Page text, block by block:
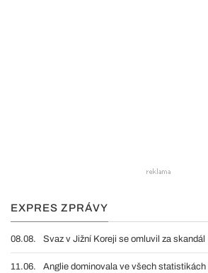
EXPRES ZPRÁVY
08.08. Svaz v Jižní Koreji se omluvil za skandál
11.06. Anglie dominovala ve všech statistikách